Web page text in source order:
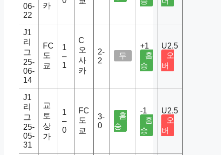
06-
22
카
J1
리
그
25-
06-
14
FC
도
쿄
1
–
1
C
오
사
카
2-
2
무
+1
홈
승
U2.5
오
버
J1
리
그
25-
05-
31
교
토
상
가
1
–
0
FC
도
쿄
3-
0
홈
승
-1
홈
승
U2.5
오
버